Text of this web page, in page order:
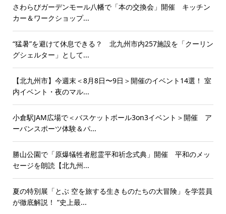
さわらびガーデンモール八幡で「本の交換会」開催 キッチン
カー＆ワークショップ...
“猛暑”を避けて休息できる？ 北九州市内257施設を「クーリン
グシェルター」として...
【北九州市】今週末＜8月8日〜9日＞開催のイベント14選！ 室
内イベント・夜のマル...
小倉駅JAM広場で＜バスケットボール3on3イベント＞開催 ア
ーバンスポーツ体験＆パ...
勝山公園で「原爆犠牲者慰霊平和祈念式典」開催 平和のメッ
セージを朗読【北九州...
夏の特別展「とぶ 空を旅する生きものたちの大冒険」を学芸員
が徹底解説！ “史上最...